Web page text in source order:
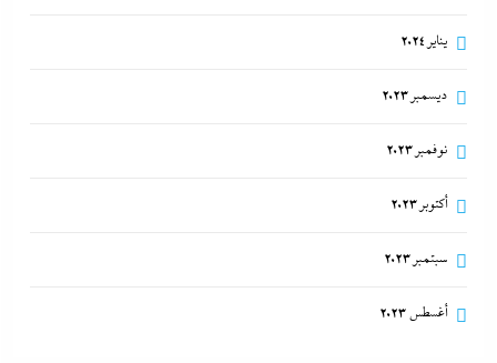
يناير 2024
ديسمبر 2023
نوفمبر 2023
أكتوبر 2023
سبتمبر 2023
أغسطس 2023